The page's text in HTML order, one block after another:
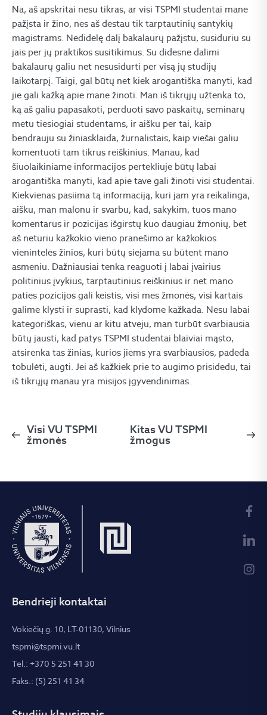
Na, aš apskritai nesu tikras, ar visi TSPMI studentai mane
pažįsta ir žino, nes aš dėstau tik tarptautinių santykių
magistrams. Nedidelę dalį bakalaurų pažįstu, susiduriu su
jais per jų praktikos susitikimus. Su didesne dalimi
bakalaurų galiu net nesusidurti per visą jų studijų
laikotarpį. Taigi, gal būtų net kiek arogantiška manyti, kad
jie gali kažką apie mane žinoti. Man iš tikrųjų užtenka to,
ką aš galiu papasakoti, perduoti savo paskaitų, seminarų
metu tiesiogiai studentams, ir aišku per tai, kaip
bendrauju su žiniasklaida, žurnalistais, kaip viešai galiu
komentuoti tam tikrus reiškinius. Manau, kad
šiuolaikiniame informacijos pertekliuje būtų labai
arogantiška manyti, kad apie tave gali žinoti visi studentai.
Kiekvienas pasiima tą informaciją, kuri jam yra reikalinga,
aišku, man malonu ir svarbu, kad, sakykim, tuos mano
komentarus ir pozicijas išgirstų kuo daugiau žmonių, bet
aš neturiu kažkokio vieno pranešimo ar kažkokios
vienintelės žinios, kuri būtų siejama su būtent mano
asmeniu. Dažniausiai tenka reaguoti į labai įvairius
politinius įvykius, tarptautinius reiškinius ir net mano
paties pozicijos gali keistis, visi mes žmonės, visi kartais
galime klysti ir suprasti, kad klydome kažkada. Nesu labai
kategoriškas, vienu ar kitu atveju, man turbūt svarbiausia
būtų jausti, kad patys TSPMI studentai blaiviai mąsto,
atsirenka tas žinias, kurios jiems yra svarbiausios, padeda
tobulėti, augti. Jei aš kažkiek prie to augimo prisidedu, tai
iš tikrųjų manau yra misijos įgyvendinimas.
Visi VU TSPMI
žmonės
Kitas VU TSPMI
žmogus
Bendrieji kontaktai
Vokiečių g. 10, LT-01130, Vilnius
tspmi@tspmi.vu.lt
Tel.: +370 5 251 41 30
Faks.: (5) 251 41 34